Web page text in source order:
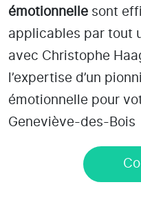
émotionnelle sont
applicables par tout
avec Christophe
l’expertise d’un
émotionnelle pour
Geneviève-des-Bois